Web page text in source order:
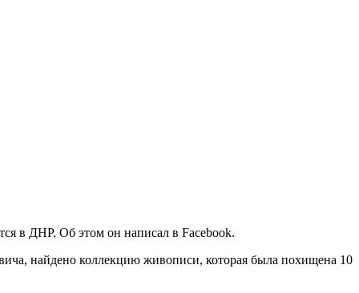
в ДНР. Об этом он написал в Facebook.
найдено коллекцию живописи, которая была похищена 10